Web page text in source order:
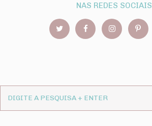
NAS REDES SOCIAIS